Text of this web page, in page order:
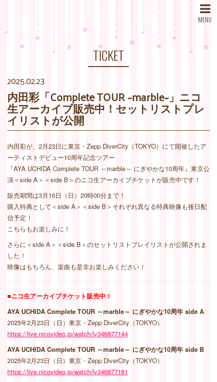
MENU
TICKET
2025.02.23
内田彩「Complete TOUR ~marble~」ニコ
生アーカイブ販売中！セットリストプレ
イリストが公開
内田彩が、2月23日に東京・Zepp DiverCity（TOKYO）にて開催したア
ーティストデビュー10周年記念ツアー
『AYA UCHIDA Complete TOUR ～marble～ にぎやかな10周年』東京公
演＜side A＞＜side B＞のニコ生アーカイブチケットが販売中です！
販売期間は3月16日（日）20時00分まで！
購入特典として＜side A＞＜side B＞それぞれ異なる特典映像も後日配
信予定！
こちらもお楽しみに！
さらに＜side A＞＜side B＞のセットリストプレイリストが公開されま
した！
映像はもちろん、楽曲も是非お楽しみください！
■ニコ生アーカイブチケット販売中！
AYA UCHIDA Complete TOUR ～marble～ にぎやかな10周年 side A
2025年2月23日（日）東京・Zepp DiverCity（TOKYO）
https://live.nicovideo.jp/watch/lv346877144
AYA UCHIDA Complete TOUR ～marble～ にぎやかな10周年 side B
2025年2月23日（日）東京・Zepp DiverCity（TOKYO）
https://live.nicovideo.jp/watch/lv346877181